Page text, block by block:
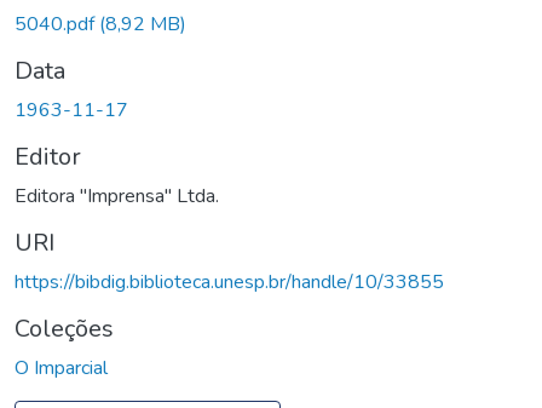
5040.pdf(8,92 MB)
Data
1963-11-17
Editor
Editora "Imprensa" Ltda.
URI
https://bibdig.biblioteca.unesp.br/handle/10/33855
Coleções
O Imparcial